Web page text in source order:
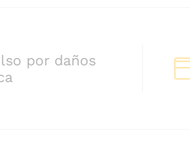
por daños